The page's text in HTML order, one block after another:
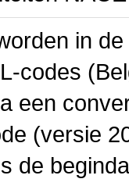
in
codes
een
(versie
de